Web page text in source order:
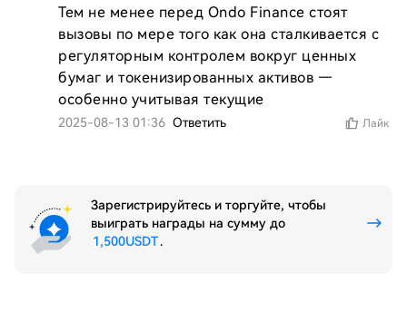
Тем не менее перед Ondo Finance стоят
вызовы по мере того как она сталкивается с
регуляторным контролем вокруг ценных
бумаг и токенизированных активов —
особенно учитывая текущие
2025-08-13 01:36 Ответить Лайк
Зарегистрируйтесь и торгуйте, чтобы
выиграть награды на сумму до
1,500USDT.